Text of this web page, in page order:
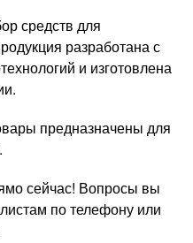
средств для
разработана с
и изготовлена
предназначены для
сейчас! Вопросы вы
по телефону или